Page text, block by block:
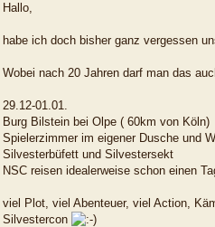
Hallo,
habe ich doch bisher ganz vergessen
Wobei nach 20 Jahren darf man das
29.12-01.01.
Burg Bilstein bei Olpe ( 60km von Köln)
Spielerzimmer im eigener Dusche und
Silvesterbüfett und Silvestersekt
NSC reisen idealerweise schon einen
viel Plot, viel Abenteuer, viel Action,
Silvestercon